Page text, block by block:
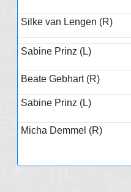
Silke van Lengen (R)
Sabine Prinz (L)
Beate Gebhart (R)
Sabine Prinz (L)
Micha Demmel (R)